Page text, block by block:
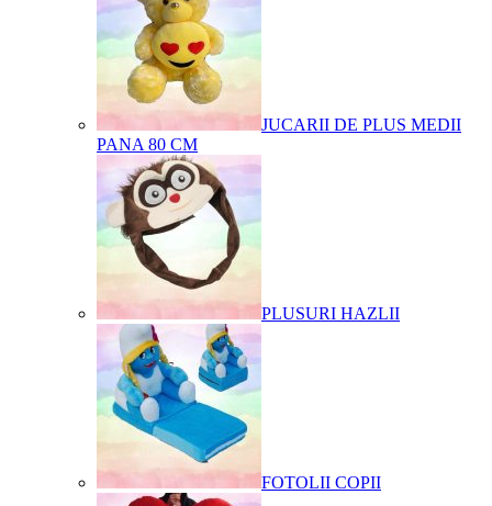
JUCARII DE PLUS MEDII
PANA 80 CM
PLUSURI HAZLII
FOTOLII COPII